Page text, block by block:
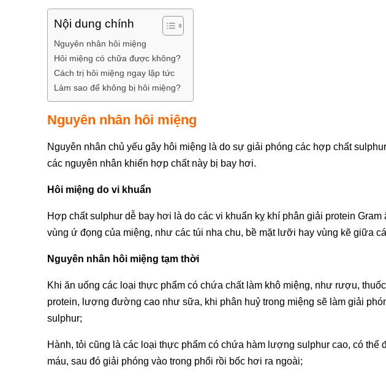
Nội dung chính
Nguyên nhân hôi miệng
Hôi miệng có chữa được không?
Cách trị hôi miệng ngay lập tức
Làm sao để không bị hôi miệng?
Nguyên nhân hôi miệng
Nguyên nhân chủ yếu gây hôi miệng là do sự giải phóng các hợp chất
các nguyên nhân khiến hợp chất này bị bay hơi.
Hôi miệng do vi khuẩn
Hợp chất sulphur dễ bay hơi là do các vi khuẩn kỵ khí phân giải protein
vùng ứ đọng của miệng, như các túi nha chu, bề mặt lưỡi hay vùng kẽ giữa
Nguyên nhân hôi miệng tạm thời
Khi ăn uống các loại thực phẩm có chứa chất làm khô miệng, như rượu,
protein, lượng đường cao như sữa, khi phân huỷ trong miệng sẽ làm giải
sulphur;
Hành, tỏi cũng là các loại thực phẩm có chứa hàm lượng sulphur cao, có thể
máu, sau đó giải phóng vào trong phổi rồi bốc hơi ra ngoài;